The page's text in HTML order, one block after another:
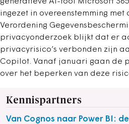
ingezet in overeenstemming met
Verordening
privacyonderzoek blijkt dat er
privacyrisico’s verbonden zijn
Copilot. Vanaf januari gaan de
over het beperken van deze
Kennispartners
Van Cognos naar Power BI: